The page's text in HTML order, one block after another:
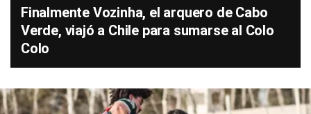
Finalmente Vozinha, el arquero de Cabo
Verde, viajó a Chile para sumarse al Colo
Colo